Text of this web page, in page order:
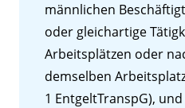
männlichen
oder gleichartige
Arbeitsplätzen oder
demselben
1 EntgeltTranspG),